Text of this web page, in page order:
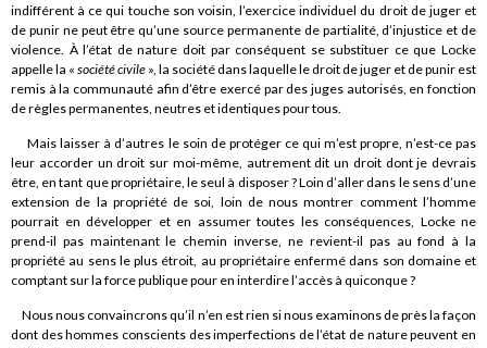
indifférent à ce qui touche son voisin, l’exercice individuel du droit de juger et
de punir ne peut être qu’une source permanente de partialité, d’injustice et de
violence. À l’état de nature doit par conséquent se substituer ce que Locke
appelle la « société civile », la société dans laquelle le droit de juger et de punir est
remis à la communauté afin d’être exercé par des juges autorisés, en fonction
de règles permanentes, neutres et identiques pour tous.
Mais laisser à d’autres le soin de protéger ce qui m’est propre, n’est-ce pas
leur accorder un droit sur moi-même, autrement dit un droit dont je devrais
être, en tant que propriétaire, le seul à disposer ? Loin d’aller dans le sens d’une
extension de la propriété de soi, loin de nous montrer comment l’homme
pourrait en développer et en assumer toutes les conséquences, Locke ne
prend-il pas maintenant le chemin inverse, ne revient-il pas au fond à la
propriété au sens le plus étroit, au propriétaire enfermé dans son domaine et
comptant sur la force publique pour en interdire l’accès à quiconque ?
Nous nous convaincrons qu’il n’en est rien si nous examinons de près la façon
dont des hommes conscients des imperfections de l’état de nature peuvent en